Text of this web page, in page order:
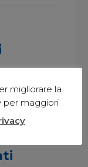
migliorare la
per maggiori